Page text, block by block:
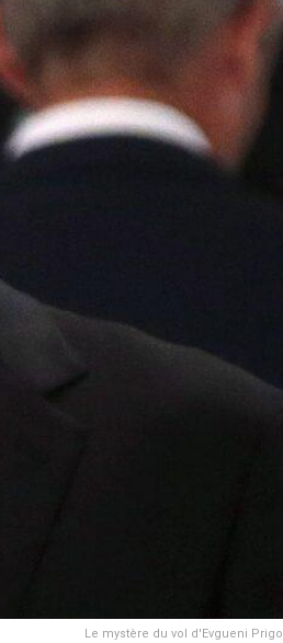
Le mystère du vol d'Evgueni